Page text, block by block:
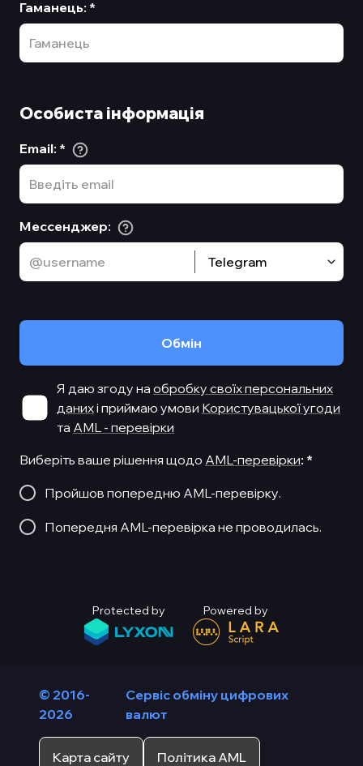
Гаманець: *
Особиста інформація
Email: *
Мессенджер:
Telegram
Обмiн
Я даю згоду на обробку своїх персональних
данихі приймаю умови Користувацької угоди
та AML - перевірки
Виберіть ваше рішення щодо AML-перевірки: *
Пройшов попередню AML-перевірку.
Попередня AML-перевірка не проводилась.
Protected by Powered by
© 2016-
2026
Сервіс обміну цифрових
валют
Карта сайту Політика AML